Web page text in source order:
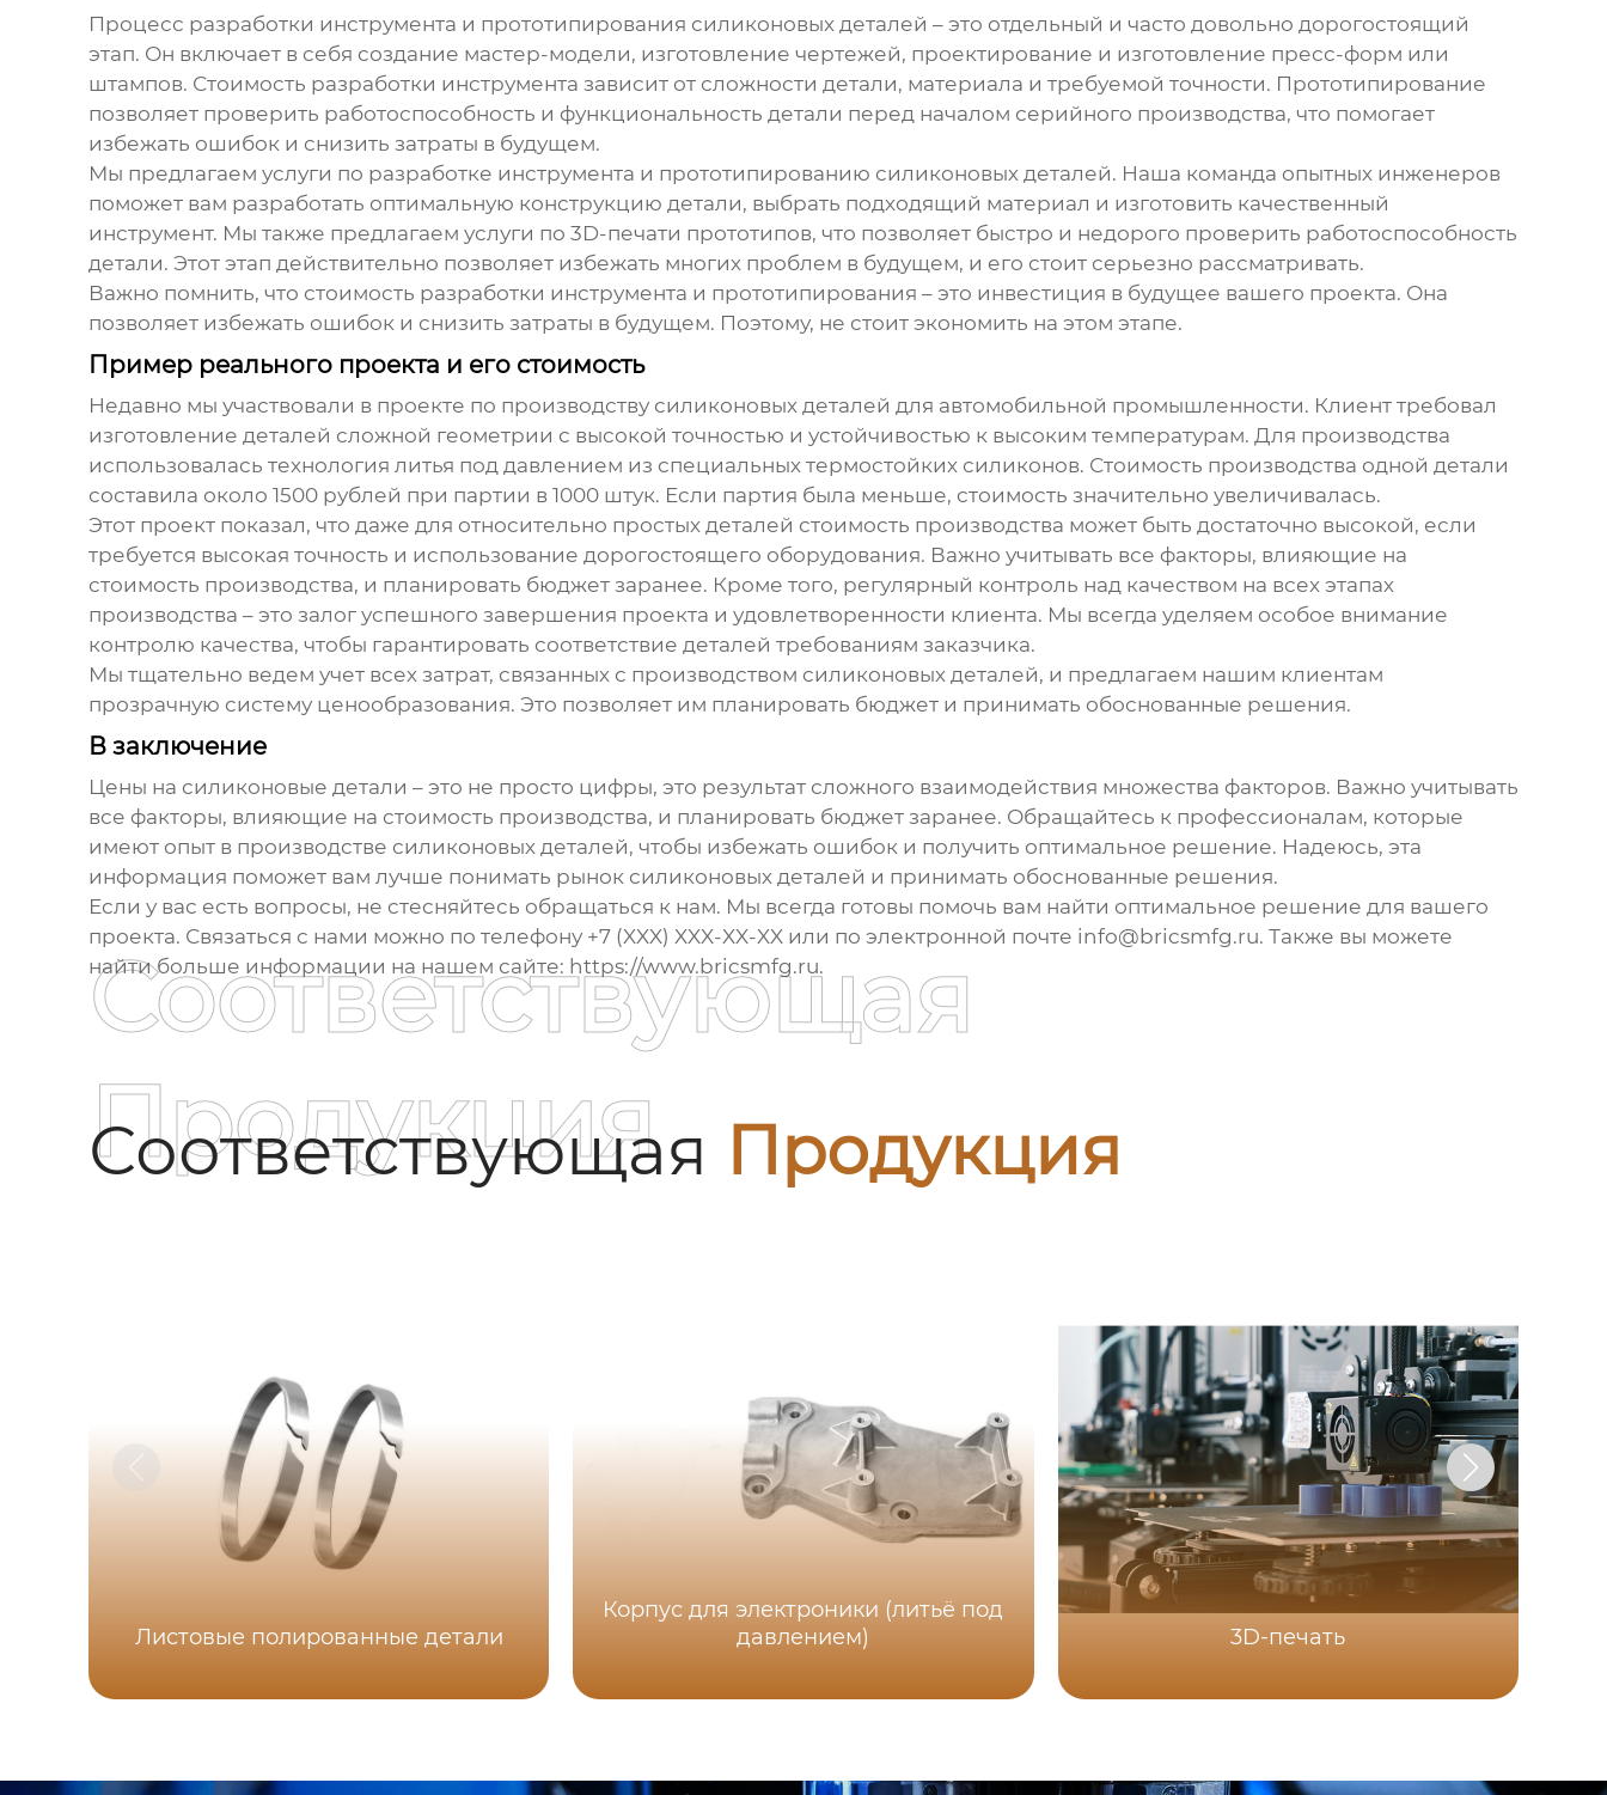
Процесс разработки инструмента и прототипирования силиконовых деталей – это отдельный и часто довольно дорогостоящий
этап. Он включает в себя создание мастер-модели, изготовление чертежей, проектирование и изготовление пресс-форм или
штампов. Стоимость разработки инструмента зависит от сложности детали, материала и требуемой точности. Прототипирование
позволяет проверить работоспособность и функциональность детали перед началом серийного производства, что помогает
избежать ошибок и снизить затраты в будущем.
Мы предлагаем услуги по разработке инструмента и прототипированию силиконовых деталей. Наша команда опытных инженеров
поможет вам разработать оптимальную конструкцию детали, выбрать подходящий материал и изготовить качественный
инструмент. Мы также предлагаем услуги по 3D-печати прототипов, что позволяет быстро и недорого проверить работоспособность
детали. Этот этап действительно позволяет избежать многих проблем в будущем, и его стоит серьезно рассматривать.
Важно помнить, что стоимость разработки инструмента и прототипирования – это инвестиция в будущее вашего проекта. Она
позволяет избежать ошибок и снизить затраты в будущем. Поэтому, не стоит экономить на этом этапе.
Пример реального проекта и его стоимость
Недавно мы участвовали в проекте по производству силиконовых деталей для автомобильной промышленности. Клиент требовал
изготовление деталей сложной геометрии с высокой точностью и устойчивостью к высоким температурам. Для производства
использовалась технология литья под давлением из специальных термостойких силиконов. Стоимость производства одной детали
составила около 1500 рублей при партии в 1000 штук. Если партия была меньше, стоимость значительно увеличивалась.
Этот проект показал, что даже для относительно простых деталей стоимость производства может быть достаточно высокой, если
требуется высокая точность и использование дорогостоящего оборудования. Важно учитывать все факторы, влияющие на
стоимость производства, и планировать бюджет заранее. Кроме того, регулярный контроль над качеством на всех этапах
производства – это залог успешного завершения проекта и удовлетворенности клиента. Мы всегда уделяем особое внимание
контролю качества, чтобы гарантировать соответствие деталей требованиям заказчика.
Мы тщательно ведем учет всех затрат, связанных с производством силиконовых деталей, и предлагаем нашим клиентам
прозрачную систему ценообразования. Это позволяет им планировать бюджет и принимать обоснованные решения.
В заключение
Цены на силиконовые детали – это не просто цифры, это результат сложного взаимодействия множества факторов. Важно учитывать
все факторы, влияющие на стоимость производства, и планировать бюджет заранее. Обращайтесь к профессионалам, которые
имеют опыт в производстве силиконовых деталей, чтобы избежать ошибок и получить оптимальное решение. Надеюсь, эта
информация поможет вам лучше понимать рынок силиконовых деталей и принимать обоснованные решения.
Если у вас есть вопросы, не стесняйтесь обращаться к нам. Мы всегда готовы помочь вам найти оптимальное решение для вашего
проекта. Связаться с нами можно по телефону +7 (XXX) XXX-XX-XX или по электронной почте info@bricsmfg.ru. Также вы можете
найти больше информации на нашем сайте: https://www.bricsmfg.ru.
Соответствующая Продукция
Соответствующая
Продукция
Листовые полированные детали
Корпус для электроники (литьё под
давлением)
3D-печать